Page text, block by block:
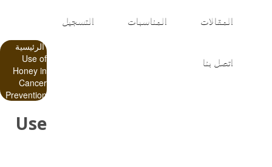
المقالات المناسبات التسجيل
اتصل بنا
الرئيسية
Use of
Honey in
Cancer
Prevention
Use